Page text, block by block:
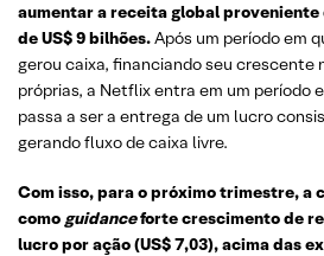
aumentar a receita global proveniente
de US$ 9 bilhões.Após um período em
gerou caixa, financiando seu crescente
próprias, a Netflix entra em um período
passa a ser a entrega de um lucro
gerando fluxo de caixa livre.
Com isso, para o próximo trimestre, a
como guidanceforte crescimento de
lucro por ação (US$ 7,03), acima das